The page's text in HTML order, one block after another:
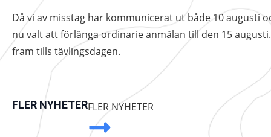
Då vi av misstag har kommunicerat ut både 10 augusti
nu valt att förlänga ordinarie anmälan till den 15
fram tills tävlingsdagen.
FLER NYHETERFLER NYHETER